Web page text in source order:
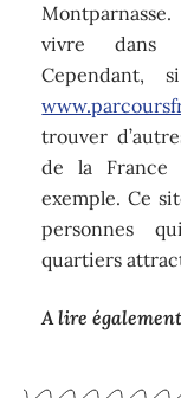
vivre dans
trouver
de la France
exemple. Ce
personnes
quartiers
A lire